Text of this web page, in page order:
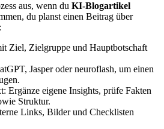
aus, wenn du KI-Blogartikel
du planst einen Beitrag über
Ziel, Zielgruppe und Hauptbotschaft
Jasper oder neuroflash, um einen
Ergänze eigene Insights, prüfe Fakten
Struktur.
Links, Bilder und Checklisten